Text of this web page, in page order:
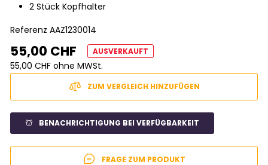
2 Stück Kopfhalter
ReferenzAAZ1230014
55,00 CHF AUSVERKAUFT
55,00 CHF ohne MWSt.
ZUM VERGLEICH HINZUFÜGEN
BENACHRICHTIGUNG BEI VERFÜGBARKEIT
FRAGE ZUM PRODUKT